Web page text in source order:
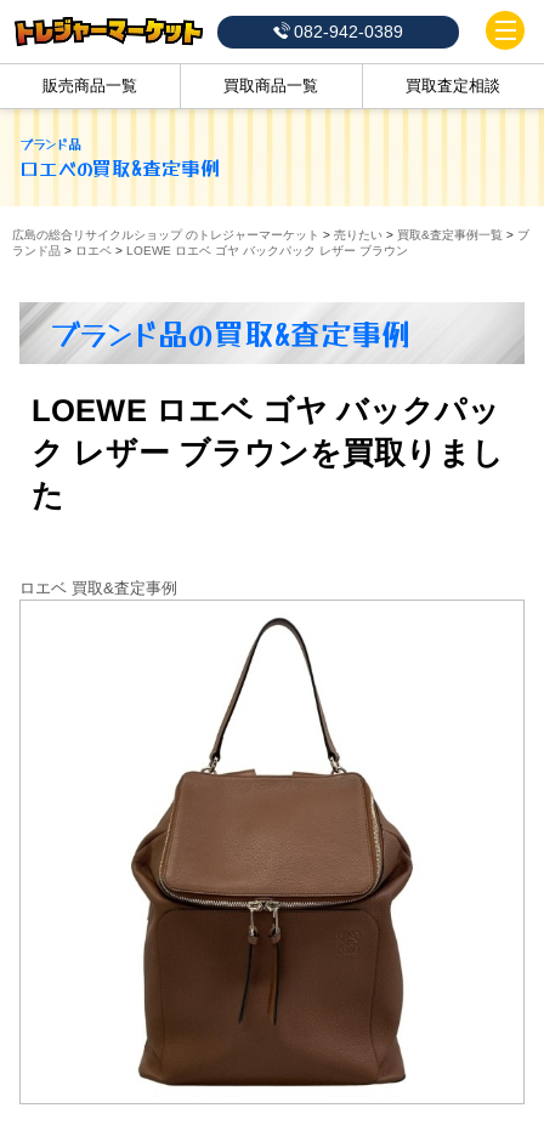
082-942-0389
販売商品一覧 買取商品一覧 買取査定相談
ブランド品
ロエベの買取&査定事例
広島の総合リサイクルショップ のトレジャーマーケット > 売りたい> 買取&査定事例一覧 > ブ
ランド品> ロエベ> LOEWE ロエベ ゴヤ バックパック レザー ブラウン
ブランド品の買取&査定事例
LOEWE ロエベ ゴヤ バックパッ
ク レザー ブラウンを買取りまし
た
ロエベ 買取&査定事例